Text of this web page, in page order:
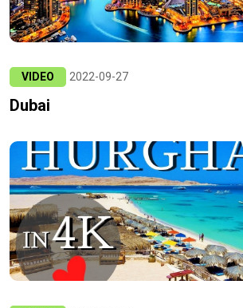
VIDEO 2022-09-27
Dubai